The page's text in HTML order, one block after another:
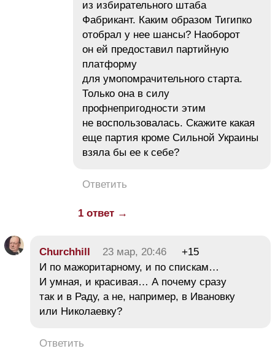
из избирательного штаба
Фабрикант. Каким образом Тигипко
отобрал у нее шансы? Наоборот
он ей предоставил партийную
платформу
для умопомрачительного старта.
Только она в силу
профнепригодности этим
не воспользовалась. Скажите какая
еще партия кроме Сильной Украины
взяла бы ее к себе?
Ответить
1 ответ →
Churchhill 23 мар, 20:46
+15
И по мажоритарному, и по спискам…
И умная, и красивая… А почему сразу
так и в Раду, а не, например, в Ивановку
или Николаевку?
Ответить